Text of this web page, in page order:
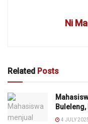
Ni
Related Posts
4 JULY